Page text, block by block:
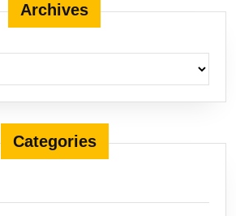
Archives
Categories